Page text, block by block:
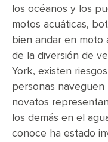
los océanos y los
motos acuáticas,
bien andar en moto
de la diversión de
York, existen
personas naveguen
novatos
los demás en el
conoce ha estado